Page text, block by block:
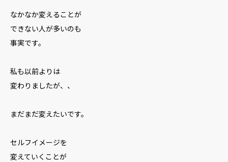
なかなか変えることが
できない人が多いのも
事実です。
私も以前よりは
変わりましたが、、
まだまだ変えたいです。
セルフイメージを
変えていくことが